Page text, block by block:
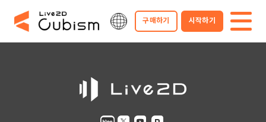
구매하기 시작하기